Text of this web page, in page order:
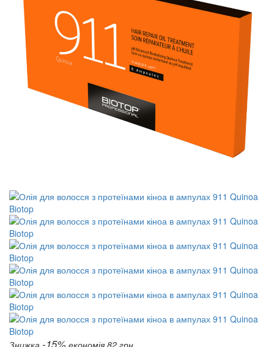
Знижка -15% економія 82 грн